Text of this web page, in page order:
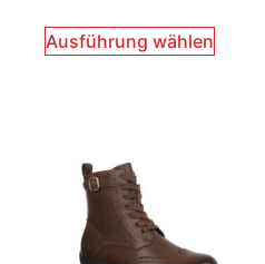
Ausführung wählen